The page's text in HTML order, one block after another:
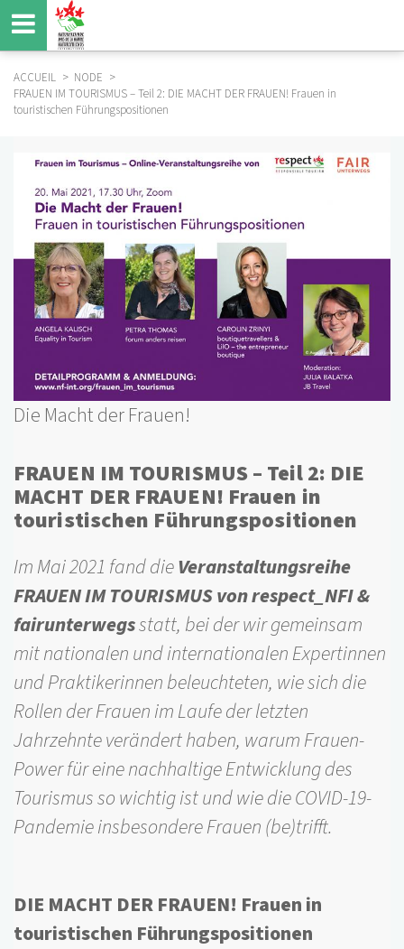
Aller
au
contenu
principal
FIL
ACCUEIL
NODE
FRAUEN IM TOURISMUS – Teil 2: DIE MACHT DER FRAUEN! Frauen in
touristischen Führungspositionen
Die Macht der Frauen!
FRAUEN IM TOURISMUS – Teil 2: DIE
MACHT DER FRAUEN! Frauen in
touristischen Führungspositionen
Im Mai 2021 fand dieVeranstaltungsreihe
FRAUEN IM TOURISMUS von respect_NFI &
fairunterwegsstatt, bei der wir gemeinsam
mit nationalen und internationalen Expertinnen
und Praktikerinnen beleuchteten, wie sich die
Rollen der Frauen im Laufe der letzten
Jahrzehnte verändert haben, warum Frauen-
Power für eine nachhaltige Entwicklung des
Tourismus so wichtig ist und wie die COVID-19-
Pandemie insbesondere Frauen (be)trifft.
DIE MACHT DER FRAUEN! Frauen in
touristischen Führungspositionen